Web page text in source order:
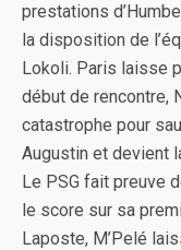
prestations
la disposition de
Lokoli. Paris laisse
début de rencontre,
catastrophe pour
Augustin et devient
Le PSG fait preuve
le score sur sa
Laposte, M’Pelé